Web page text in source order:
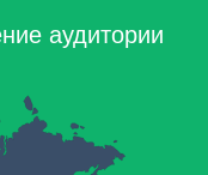
аудитории